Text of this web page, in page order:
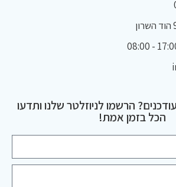
הרשמו לניוזלטר שלנו ותדעו
הכל בזמן אמת!